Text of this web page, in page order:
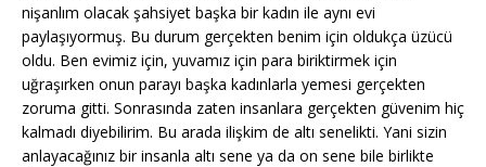
nişanlım olacak şahsiyet başka bir kadın ile aynı evi
paylaşıyormuş. Bu durum gerçekten benim için oldukça üzücü
oldu. Ben evimiz için, yuvamız için para biriktirmek için
uğraşırken onun parayı başka kadınlarla yemesi gerçekten
zoruma gitti. Sonrasında zaten insanlara gerçekten güvenim hiç
kalmadı diyebilirim. Bu arada ilişkim de altı senelikti. Yani sizin
anlayacağınız bir insanla altı sene ya da on sene bile birlikte